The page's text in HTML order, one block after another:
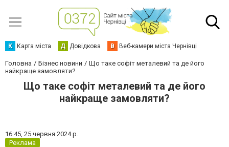
К Карта міста Д Довідкова В Веб-камери міста Чернівці
Головна Бізнес новини
Що таке софіт металевий та де його
найкраще замовляти?
Що таке софіт металевий та де його
найкраще замовляти?
16:45, 25 червня 2024 р.
Реклама